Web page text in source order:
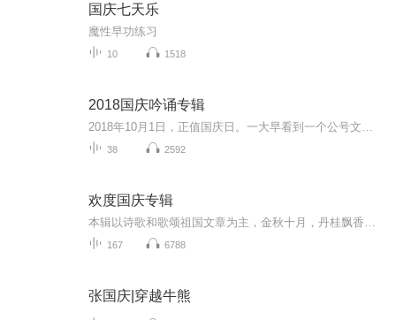
国庆七天乐
魔性早功练习
10 1518
2018国庆吟诵专辑
38 2592
欢度国庆专辑
167 6788
张国庆|穿越牛熊